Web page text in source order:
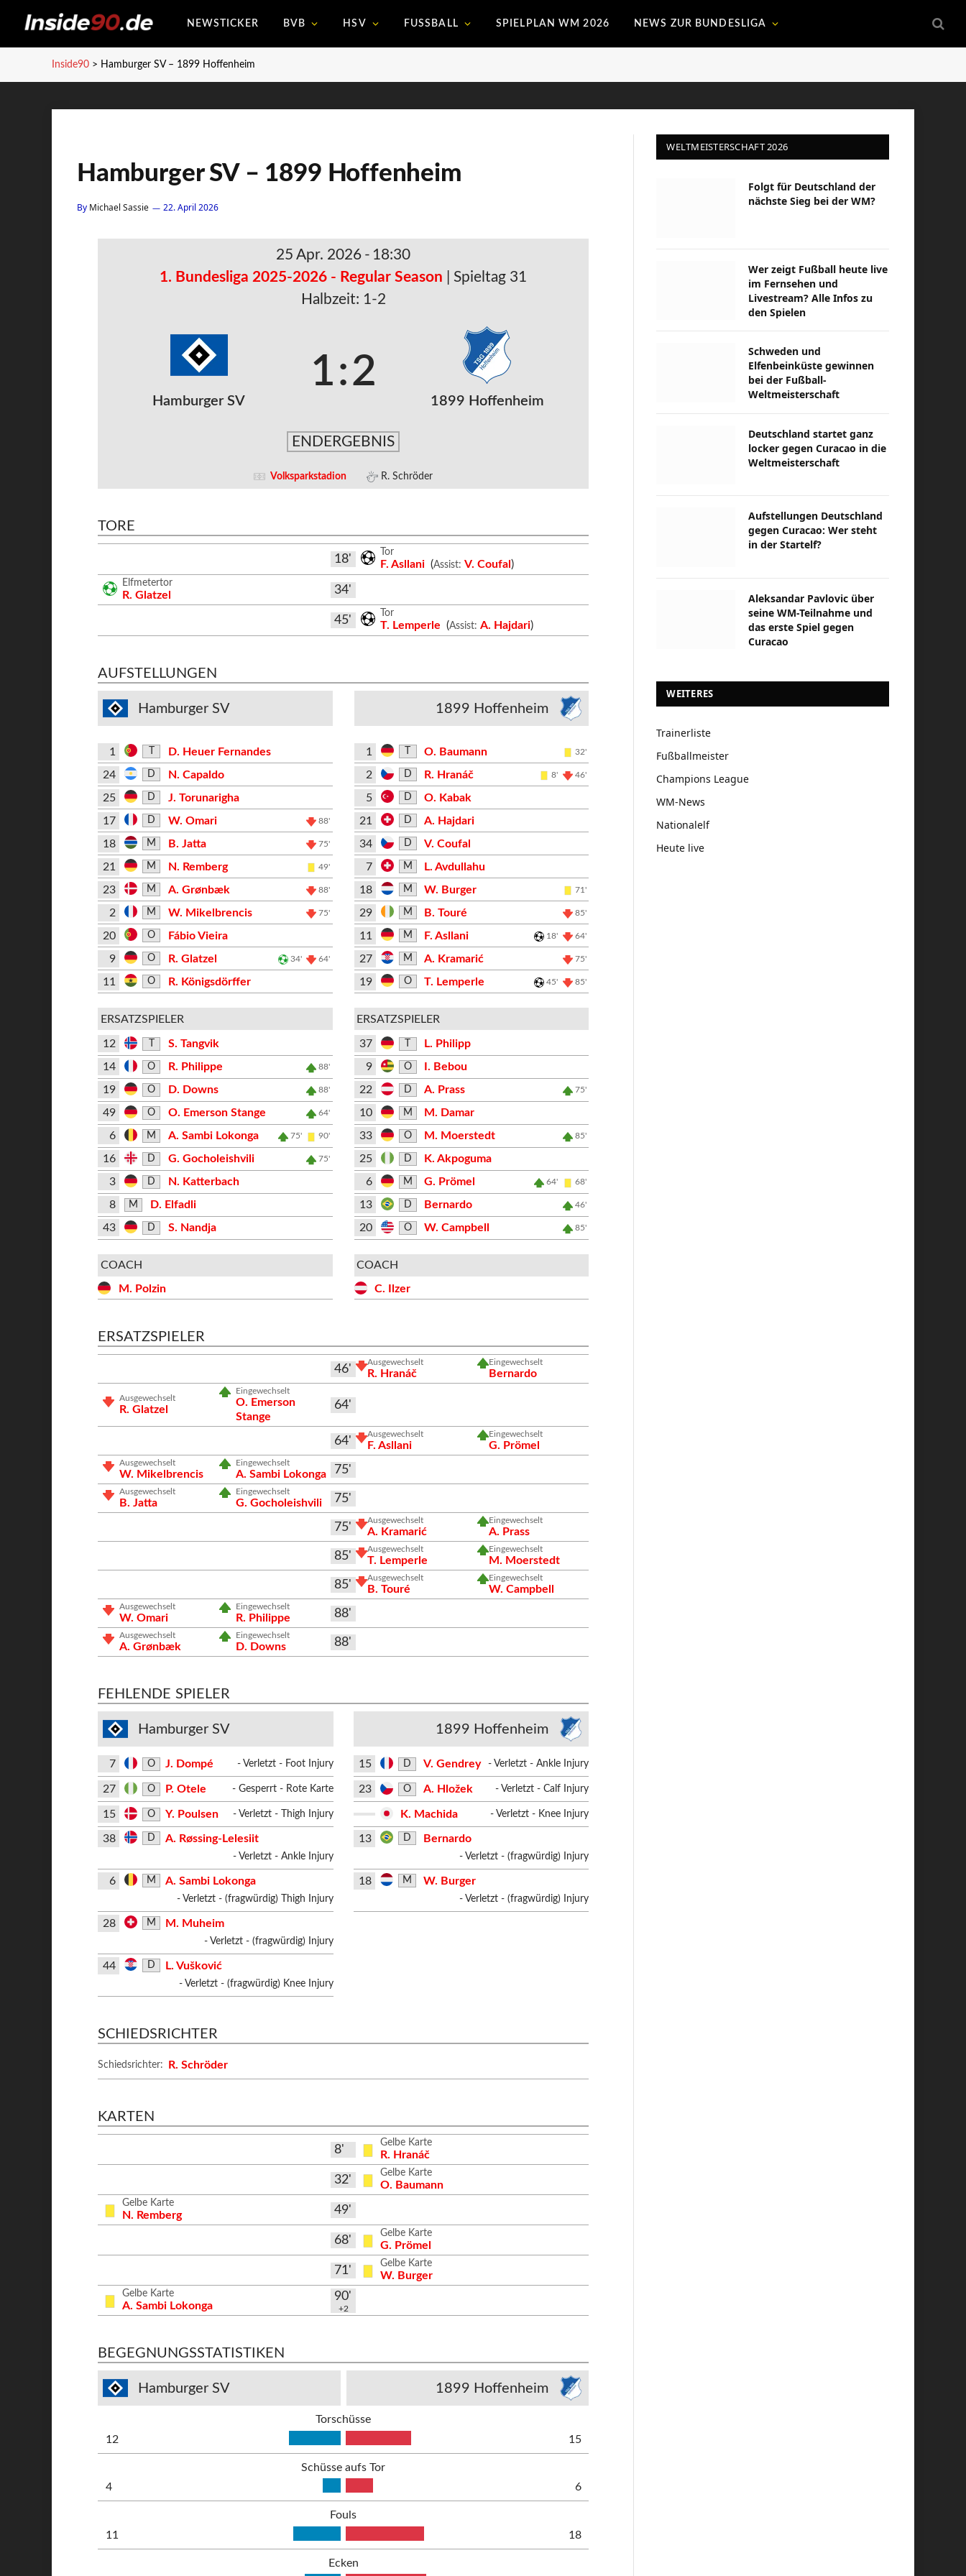
NEWSTICKER BVB HSV FUSSBALL SPIELPLAN WM 2026 NEWS ZUR BUNDESLIGA
Inside90 > Hamburger SV – 1899 Hoffenheim
Hamburger SV – 1899 Hoffenheim
By Michael Sassie 22. April 2026
25 Apr. 2026 - 18:30
1. Bundesliga 2025-2026 - Regular Season
| Spieltag 31
Halbzeit: 1-2
Hamburger SV
1:2
1899 Hoffenheim
ENDERGEBNIS
Volksparkstadion R. Schröder
TORE
18'
Tor
F. Asllani (Assist: V. Coufal)
Elfmetertor
R. Glatzel 34'
45'
Tor
T. Lemperle (Assist: A. Hajdari)
AUFSTELLUNGEN
Hamburger SV
1
D. Heuer Fernandes
24
D
N. Capaldo
25
D
J. Torunarigha
17
D W. Omari 88'
18 M B. Jatta 75'
21 M N. Remberg 49'
23 M A. Grønbæk 88'
2 M W. Mikelbrencis 75'
20 O
Fábio Vieira
9
O R. Glatzel 34' 64'
11 O R. Königsdörffer
ERSATZSPIELER
12
S. Tangvik
14
O R. Philippe 88'
19 O D. Downs 88'
49 O O. Emerson Stange 64'
6 M A. Sambi Lokonga 75' 90'
16 D G. Gocholeishvili 75'
3 D
N. Katterbach
8
M
D. Elfadli
43
D S. Nandja
COACH
M. Polzin
1899 Hoffenheim
1 O. Baumann 32'
2 D R. Hranáč 8' 46'
5 D
O. Kabak
21
D
A. Hajdari
34
D
V. Coufal
7
M
L. Avdullahu
18
M W. Burger 71'
29 M B. Touré 85'
11 M F. Asllani 18' 64'
27 M A. Kramarić 75'
19 O T. Lemperle 45' 85'
ERSATZSPIELER
37
L. Philipp
9
O
I. Bebou
22
D A. Prass 75'
10 M
M. Damar
33
O M. Moerstedt 85'
25 D
K. Akpoguma
6
M G. Prömel 64' 68'
13 D Bernardo 46'
20 O W. Campbell 85'
COACH
C. Ilzer
ERSATZSPIELER
46'
Ausgewechselt
R. Hranáč
Eingewechselt
Bernardo
Ausgewechselt
R. Glatzel
Eingewechselt
O. Emerson
Stange
64'
64'
Ausgewechselt
F. Asllani
Eingewechselt
G. Prömel
Ausgewechselt
W. Mikelbrencis
Eingewechselt
A. Sambi Lokonga 75'
Ausgewechselt
B. Jatta
Eingewechselt
G. Gocholeishvili 75'
75'
Ausgewechselt
A. Kramarić
Eingewechselt
A. Prass
85'
Ausgewechselt
T. Lemperle
Eingewechselt
M. Moerstedt
85'
Ausgewechselt
B. Touré
Eingewechselt
W. Campbell
Ausgewechselt
W. Omari
Eingewechselt
R. Philippe 88'
Ausgewechselt
A. Grønbæk
Eingewechselt
D. Downs 88'
FEHLENDE SPIELER
Hamburger SV
7 O J. Dompé - Verletzt - Foot Injury
27 O P. Otele - Gesperrt - Rote Karte
15 O Y. Poulsen - Verletzt - Thigh Injury
38 D A. Røssing-Lelesiit
- Verletzt - Ankle Injury
6 M A. Sambi Lokonga
- Verletzt - (fragwürdig) Thigh Injury
28 M M. Muheim
- Verletzt - (fragwürdig) Injury
44 D L. Vušković
- Verletzt - (fragwürdig) Knee Injury
1899 Hoffenheim
15 D V. Gendrey - Verletzt - Ankle Injury
23 O A. Hložek - Verletzt - Calf Injury
K. Machida - Verletzt - Knee Injury
13 D Bernardo
- Verletzt - (fragwürdig) Injury
18 M W. Burger
- Verletzt - (fragwürdig) Injury
SCHIEDSRICHTER
Schiedsrichter: R. Schröder
KARTEN
8'
Gelbe Karte
R. Hranáč
32'
Gelbe Karte
O. Baumann
Gelbe Karte
N. Remberg 49'
68'
Gelbe Karte
G. Prömel
71'
Gelbe Karte
W. Burger
Gelbe Karte
A. Sambi Lokonga
90'
+2
BEGEGNUNGSSTATISTIKEN
Hamburger SV 1899 Hoffenheim
Torschüsse
12
15
Schüsse aufs Tor
4
6
Fouls
11
18
Ecken
WELTMEISTERSCHAFT 2026
Folgt für Deutschland der
nächste Sieg bei der WM?
Wer zeigt Fußball heute live
im Fernsehen und
Livestream? Alle Infos zu
den Spielen
Schweden und
Elfenbeinküste gewinnen
bei der Fußball-
Weltmeisterschaft
Deutschland startet ganz
locker gegen Curacao in die
Weltmeisterschaft
Aufstellungen Deutschland
gegen Curacao: Wer steht
in der Startelf?
Aleksandar Pavlovic über
seine WM-Teilnahme und
das erste Spiel gegen
Curacao
WEITERES
Trainerliste
Fußballmeister
Champions League
WM-News
Nationalelf
Heute live